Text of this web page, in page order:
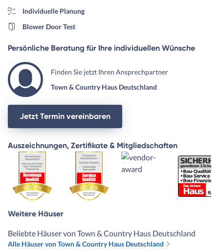
Individuelle Planung
Blower Door Test
Persönliche Beratung für Ihre individuellen Wünsche
Finden Sie jetzt Ihren Ansprechpartner
Town & Country Haus Deutschland
Jetzt Termin vereinbaren
Auszeichnungen, Zertifikate & Mitgliedschaften
Weitere Häuser
Beliebte Häuser von Town & Country Haus Deutschland
Alle Häuser von Town & Country Haus Deutschland